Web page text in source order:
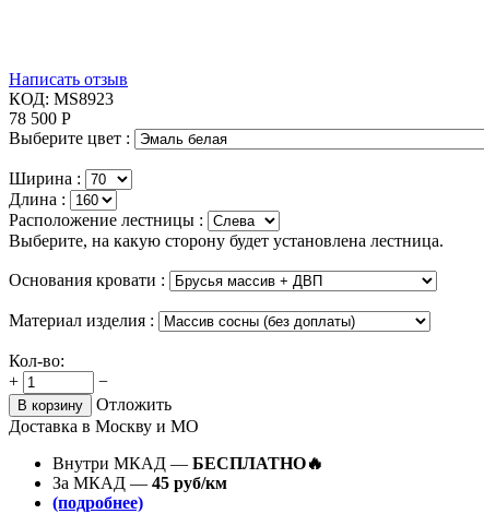
Написать отзыв
КОД: MS8923
78 500 Р
Выберите цвет :
Ширина :
Длина :
Расположение лестницы :
Выберите, на какую сторону будет установлена лестница.
Основания кровати :
Материал изделия :
Кол-во:
+
−
В корзину
Отложить
Доставка в Москву и МО
Внутри МКАД — БЕСПЛАТНО🔥
За МКАД — 45 руб/км
(подробнее)